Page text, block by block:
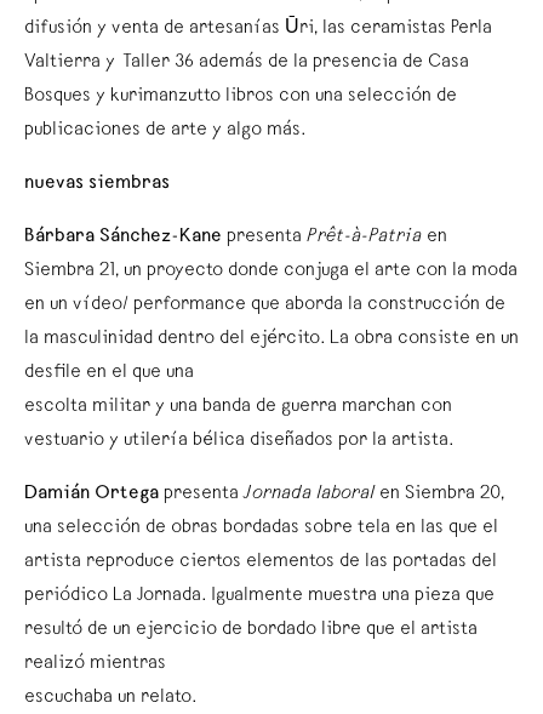
difusión y venta de artesanías Ūri, las ceramistas Perla
Valtierra y Taller 36 además de la presencia de Casa
Bosques y kurimanzutto libros con una selección de
publicaciones de arte y algo más.
nuevas siembras
Bárbara Sánchez-Kane presenta Prêt-à-Patria en
Siembra 21, un proyecto donde conjuga el arte con la moda
en un vídeo/ performance que aborda la construcción de
la masculinidad dentro del ejército. La obra consiste en un
desfile en el que una
escolta militar y una banda de guerra marchan con
vestuario y utilería bélica diseñados por la artista.
Damián Ortega presentaJornada laboral en Siembra 20,
una selección de obras bordadas sobre tela en las que el
artista reproduce ciertos elementos de las portadas del
periódico La Jornada. Igualmente muestra una pieza que
resultó de un ejercicio de bordado libre que el artista
realizó mientras
escuchaba un relato.